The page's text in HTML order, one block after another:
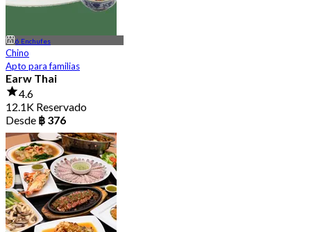
6 Enchufes
Chino
Apto para familias
Earw Thai
4.6
12.1K Reservado
Desde ฿ 376